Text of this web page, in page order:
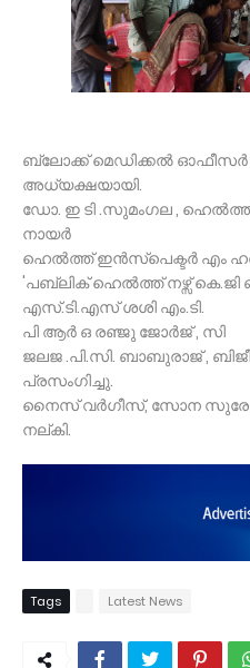
ബ്ലോക്ക് മെഡിക്കൽ
അധ്യക്ഷയായി.
ഡോ. ഇ ടി .സുമംഗല ,
നായർ
ഹെൽത്ത് ഇൻസ്പെക്ടർ എം
'പബ്ലിക് ഹെൽത്ത് നഴ്സ് കെ.ജി
എസ്.ടി.എസ് ശശി എം.ടി.
പി ആർ ഒ രഞ്ജു ജോർജ് , സി
ജലജ .പി.സി. ബാബുരാജ് ,
പ്രസംഗിച്ചു.
നൈസ് വർഗീസ്, സോന
നല്കി.
Tags Latest News